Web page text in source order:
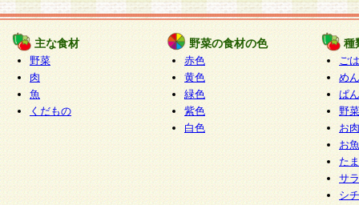
の当社による会員登録の承認が完了した時点で会
たものとみなされ、会員に対して適用されるもの
5.当社がお聞きする個人情報は、すべて会員登録
で提 供いただいたものと考えております。従っ
自らの個人情報の提供を希望されない場合には、
をお預かりいたしません が、提供されないこと
商品やサービス等をご利用いただけない場合があ
了承ください。
6.当社は、お客様から当社が保有している個人情
主な食材
野菜
肉
魚
くだもの
野菜の食材の色
赤色
黄色
緑色
紫色
白色
種
ご
めん
ぱん
野
お
お
た
サ
シ